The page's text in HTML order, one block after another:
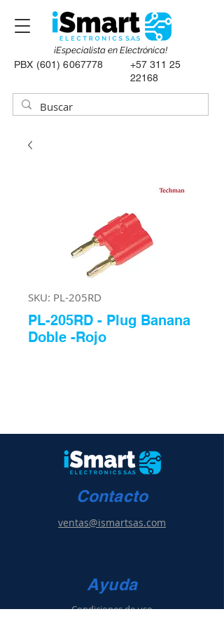
PBX (601) 6067778
+57 311 25
22168
¡Especialista en Electrónica!
SKU: PL-205RD
PL-205RD - Plug Banana
Doble -Rojo
Contacto
ventas@ismartsas.com
Ayuda
Condiciones de uso